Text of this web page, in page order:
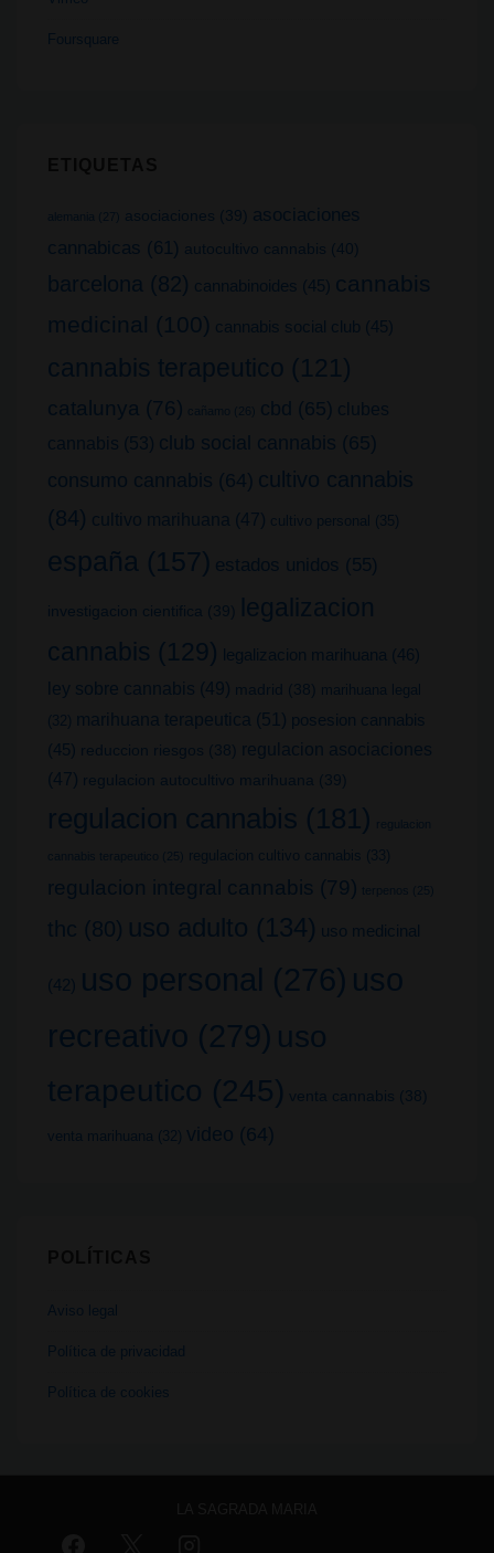
Foursquare
alemania (27) asociaciones (39)
asociaciones
cannabicas (61) autocultivo cannabis (40)
barcelona (82) cannabinoides (45) cannabis
medicinal (100) cannabis social club (45)
cannabis terapeutico (121)
catalunya (76) cañamo (26) cbd (65) clubes
cannabis (53) club social cannabis (65)
consumo cannabis (64) cultivo cannabis
(84) cultivo marihuana (47) cultivo personal (35)
españa (157) estados unidos (55)
investigacion cientifica (39)
legalizacion
cannabis (129) legalizacion marihuana (46)
ley sobre cannabis (49) madrid (38)
marihuana legal
(32)
marihuana terapeutica (51) posesion cannabis
(45) reduccion riesgos (38)
regulacion asociaciones
(47) regulacion autocultivo marihuana (39)
regulacion cannabis (181) regulacion
cannabis terapeutico (25) regulacion cultivo cannabis (33)
regulacion integral cannabis (79) terpenos (25)
thc (80) uso adulto (134) uso medicinal
(42) uso personal (276) uso
recreativo (279) uso
terapeutico (245) venta cannabis (38)
venta marihuana (32) video (64)
Aviso legal
Política de privacidad
Política de cookies